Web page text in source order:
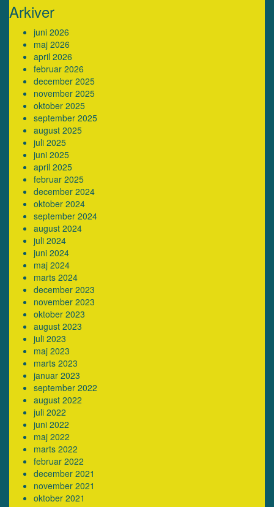
Arkiver
juni 2026
maj 2026
april 2026
februar 2026
december 2025
november 2025
oktober 2025
september 2025
august 2025
juli 2025
juni 2025
april 2025
februar 2025
december 2024
oktober 2024
september 2024
august 2024
juli 2024
juni 2024
maj 2024
marts 2024
december 2023
november 2023
oktober 2023
august 2023
juli 2023
maj 2023
marts 2023
januar 2023
september 2022
august 2022
juli 2022
juni 2022
maj 2022
marts 2022
februar 2022
december 2021
november 2021
oktober 2021